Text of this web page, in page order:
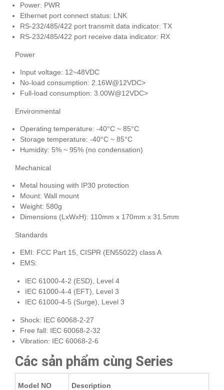
Power: PWR
Ethernet port connect status: LNK
RS-232/485/422 port transmit data indicator: TX
RS-232/485/422 port receive data indicator: RX
Power
Input voltage: 12~48VDC
No-load consumption: 2.16W@12VDC>
Full-load consumption: 3.00W@12VDC>
Environmental
Operating temperature: -40°C ~ 85°C
Storage temperature: -40°C ~ 85°C
Humidity: 5% ~ 95% (no condensation)
Mechanical
Metal housing with IP30 protection
Mount: Wall mount
Weight: 580g
Dimensions (LxWxH): 110mm x 170mm x 31.5mm
Standards
EMI: FCC Part 15, CISPR (EN55022) class A
EMS:
IEC 61000-4-2 (ESD), Level 4
IEC 61000-4-4 (EFT), Level 3
IEC 61000-4-5 (Surge), Level 3
Shock: IEC 60068-2-27
Free fall: IEC 60068-2-32
Vibration: IEC 60068-2-6
Các sản phẩm cùng Series
Model NO Description